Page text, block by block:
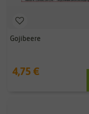
Gojibeere
4,75 €